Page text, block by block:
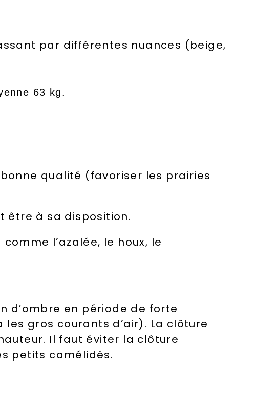
par différentes nuances (beige,
63 kg.
qualité (favoriser les prairies
être à sa disposition.
l’azalée, le houx, le
d’ombre en période de forte
gros courants d’air). La clôture
Il faut éviter la clôture
petits camélidés.